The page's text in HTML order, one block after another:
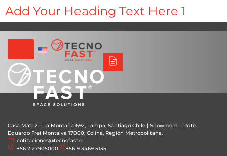
+56 2 27905000+56 9 3469 5135
Tecno Fast PerúAlco Triumph BalatTecno Panel
Add Your Heading Text Here 1
Casa Matriz – La Montaña 692, Lampa, Santiago Chile | Showroom – Pdte.
Eduardo Frei Montalva 17000, Colina, Región Metropolitana.
cotizaciones@tecnofast.cl
+56 2 27905000
+56 9 3469 5135